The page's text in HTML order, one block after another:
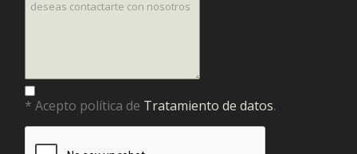
* Acepto política de Tratamiento de datos.